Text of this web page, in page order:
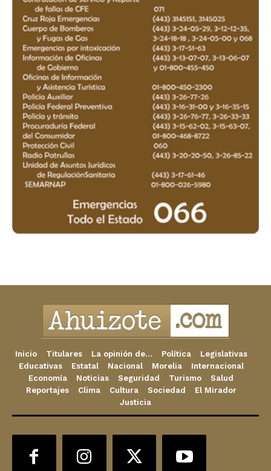
Inicio Titulares La opinión de… Política
Legislativas
Educativas
Estatal Nacional Morelia
Internacional
Economía
Noticias Seguridad Turismo
Salud
Reportajes
Clima Cultura Sociedad
El Mirador
Justicia